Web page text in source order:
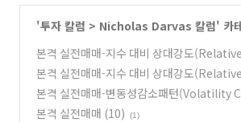
'투자 칼럼 > Nicholas Darvas 칼럼' 카
본격 실전매매-지수 대비 상대강도
rength against Benchmark indexes)
(2)
본격 실전매매-지수 대비 상대강도
rength against Benchmark indexes)
(0)
본격 실전매매-변동성감소패턴(Volatility
raction Patterns) 거래량편 (12)
본격 실전매매 (10) (1)